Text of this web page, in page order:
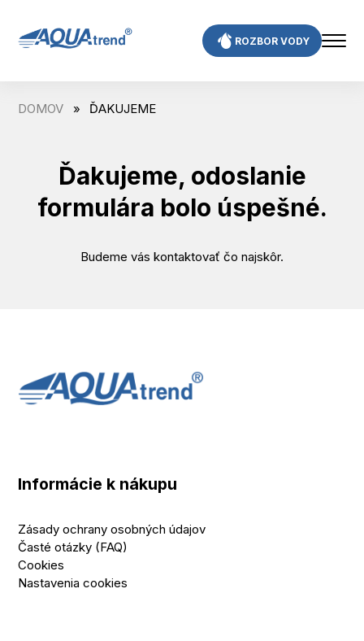
content
ROZBOR VODY
DOMOV » ĎAKUJEME
Ďakujeme, odoslanie
formulára bolo úspešné.
Budeme vás kontaktovať čo najskôr.
Informácie k nákupu
Zásady ochrany osobných údajov
Časté otázky (FAQ)
Cookies
Nastavenia cookies